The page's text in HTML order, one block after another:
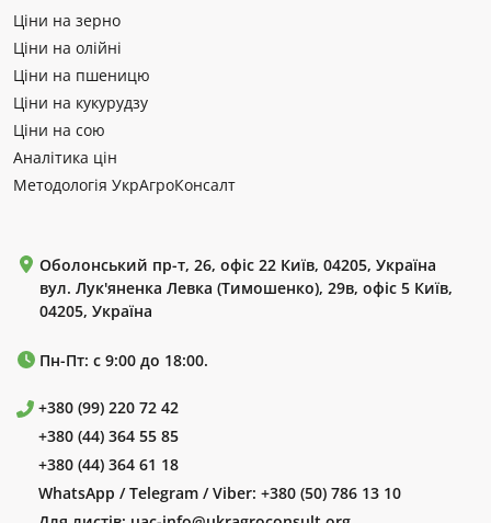
Ціни на зерно
Ціни на олійні
Ціни на пшеницю
Ціни на кукурудзу
Ціни на сою
Аналітика цін
Методологія УкрАгроКонсалт
Оболонський пр-т, 26, офіс 22 Київ, 04205, Україна
вул. Лук'яненка Левка (Тимошенко), 29в, офіс 5 Київ,
04205, Україна
Пн-Пт: с 9:00 до 18:00.
+380 (99) 220 72 42
+380 (44) 364 55 85
+380 (44) 364 61 18
WhatsApp / Telegram / Viber: +380 (50) 786 13 10